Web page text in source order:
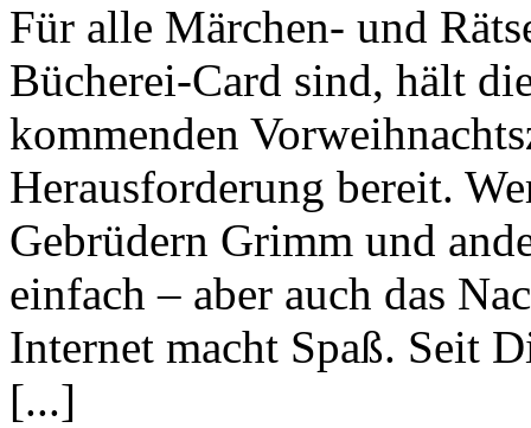
Für alle Märchen- und
Bücherei-Card sind, hält
kommenden
Herausforderung bereit.
Gebrüdern Grimm und
einfach – aber auch das
Internet macht Spaß. Seit
[...]